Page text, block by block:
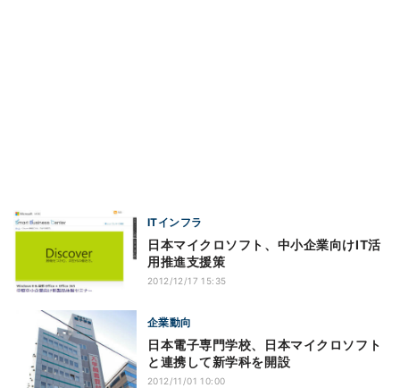
ITインフラ
日本マイクロソフト、中小企業向けIT活
用推進支援策
2012/12/17 15:35
企業動向
日本電子専門学校、日本マイクロソフト
と連携して新学科を開設
2012/11/01 10:00